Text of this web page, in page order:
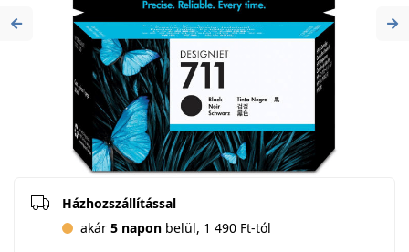
Previous
Házhozszállítással
akár 5 napon belül, 1 490 Ft-tól